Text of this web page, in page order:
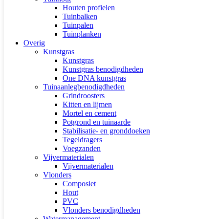
Houten profielen
Tuinbalken
Tuinpalen
Tuinplanken
Overig
Kunstgras
Kunstgras
Kunstgras benodigdheden
One DNA kunstgras
Tuinaanlegbenodigdheden
Grindroosters
Kitten en lijmen
Mortel en cement
Potgrond en tuinaarde
Stabilisatie- en gronddoeken
Tegeldragers
Voegzanden
Vijvermaterialen
Vijvermaterialen
Vlonders
Composiet
Hout
PVC
Vlonders benodigdheden